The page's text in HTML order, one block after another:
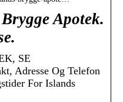
Apotek.
SE
Adresse Og Telefon
For Islands